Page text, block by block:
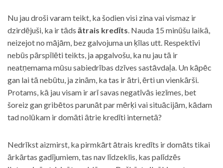
Nu jau droši varam teikt, ka šodien visi zina vai vismaz ir
dzirdējuši, ka ir tāds ātrais kredīts. Nauda 15 minūšu laikā,
neizejot no mājām, bez galvojuma un ķīlas utt. Respektīvi
nebūs pārspīlēti teikts, ja apgalvošu, ka nu jau tā ir
neatņemama mūsu sabiedrības dzīves sastāvdaļa. Un kāpēc
gan lai tā nebūtu, ja zinām, ka tas ir ātri, ērti un vienkārši.
Protams, kā jau visam ir arī savas negatīvās iezīmes, bet
šoreiz gan gribētos parunāt par mērķi vai situācijām, kādam
tad nolūkam ir domāti ātrie kredīti internetā?
Nedrīkst aizmirst, ka pirmkārt ātrais kredīts ir domāts tikai
ārkārtas gadījumiem, tas nav līdzeklis, kas palīdzēs